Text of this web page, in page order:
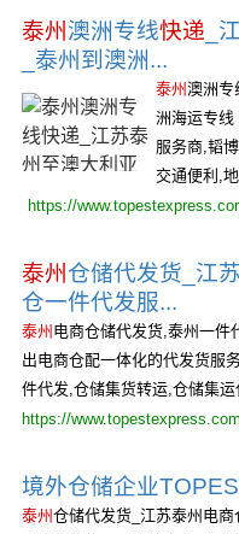
泰州 澳洲专线快递 _
_泰州到澳洲...
泰州 澳洲专
洲海运专线
服务商,韬
交通便利,
https://
泰州仓储代发货_江
仓一件代发服...
泰州 电商仓储代发货,泰州一件
出电商仓配一体化的代发货服
件代发,仓储集货转运,仓储集
https://
境外仓储企业
泰州 仓储代发货_江苏泰州电